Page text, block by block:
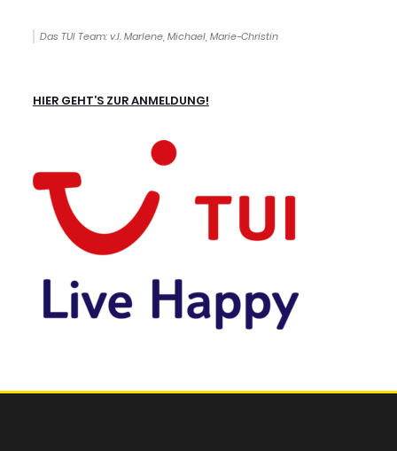
Das TUI Team: v.l. Marlene, Michael, Marie-Christin
HIER GEHT’S ZUR ANMELDUNG!